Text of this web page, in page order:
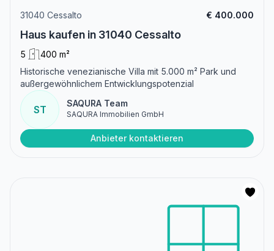
31040 Cessalto € 400.000
Haus kaufen in 31040 Cessalto
5
400 m²
Historische venezianische Villa mit 5.000 m² Park und
außergewöhnlichem Entwicklungspotenzial
ST
SAQURA Team
SAQURA Immobilien GmbH
Anbieter kontaktieren